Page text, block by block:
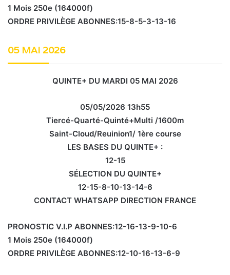
1 Mois 250e (164000f)
ORDRE PRIVILÈGE ABONNES:15-8-5-3-13-16
05 MAI 2026
QUINTE+ DU MARDI 05 MAI 2026
05/05/2026 13h55
Tiercé-Quarté-Quinté+Multi /1600m
Saint-Cloud/Reuinion1/ 1ère course
LES BASES DU QUINTE+ :
12-15
SÉLECTION DU QUINTE+
12-15-8-10-13-14-6
CONTACT WHATSAPP DIRECTION FRANCE
PRONOSTIC V.I.P ABONNES:12-16-13-9-10-6
1 Mois 250e (164000f)
ORDRE PRIVILÈGE ABONNES:12-10-16-13-6-9